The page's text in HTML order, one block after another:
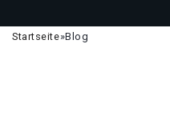
Startseite»Blog